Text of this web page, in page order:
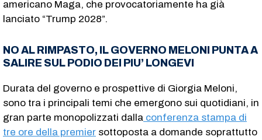
americano Maga, che provocatoriamente ha già
lanciato “Trump 2028”.
NO AL RIMPASTO, IL GOVERNO MELONI PUNTA A
SALIRE SUL PODIO DEI PIU’ LONGEVI
Durata del governo e prospettive di Giorgia Meloni,
sono tra i principali temi che emergono sui quotidiani, in
gran parte monopolizzati dalla conferenza stampa di
tre ore della premier sottoposta a domande soprattutto